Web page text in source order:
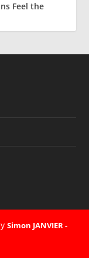
Feel the
Simon JANVIER -